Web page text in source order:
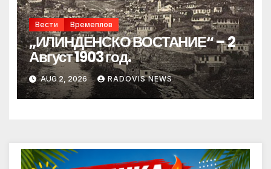
Вести Времеплов
„ИЛИНДЕНСКО ВОСТАНИЕ“ – 2
Август 1903 год.
AUG 2, 2026 RADOVIS NEWS